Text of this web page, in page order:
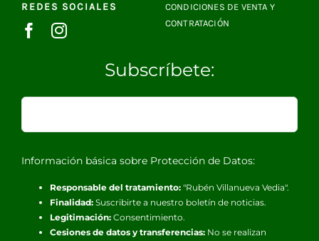
REDES SOCIALES
CONDICIONES DE VENTA Y
CONTRATACIÓN
Subscríbete:
Información básica sobre Protección de Datos:
Responsable del tratamiento:"Rubén Villanueva Vedia".
Finalidad:Suscribirte a nuestro boletín de noticias.
Legitimación:Consentimiento.
Cesiones de datos y transferencias:No se realizan